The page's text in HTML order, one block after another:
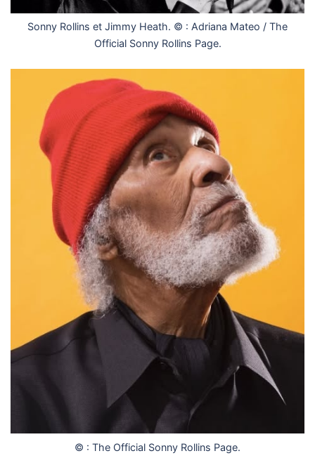
Sonny Rollins et Jimmy Heath. © : Adriana Mateo / The
Official Sonny Rollins Page.
© : The Official Sonny Rollins Page.